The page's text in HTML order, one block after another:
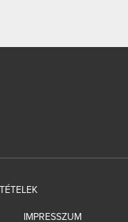
IMPRESSZUM